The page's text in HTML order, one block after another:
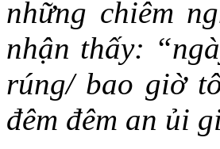
những chiêm
nhận thấy:
rúng/ bao giờ
đêm đêm an ủi